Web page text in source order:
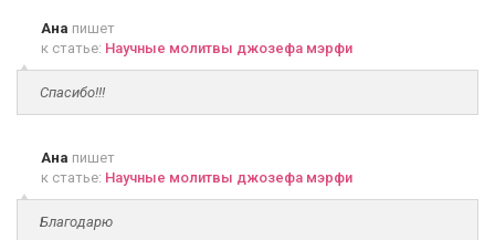
Ана пишет
к статье: Научные молитвы джозефа мэрфи
Спасибо!!!
Ана пишет
к статье: Научные молитвы джозефа мэрфи
Благодарю